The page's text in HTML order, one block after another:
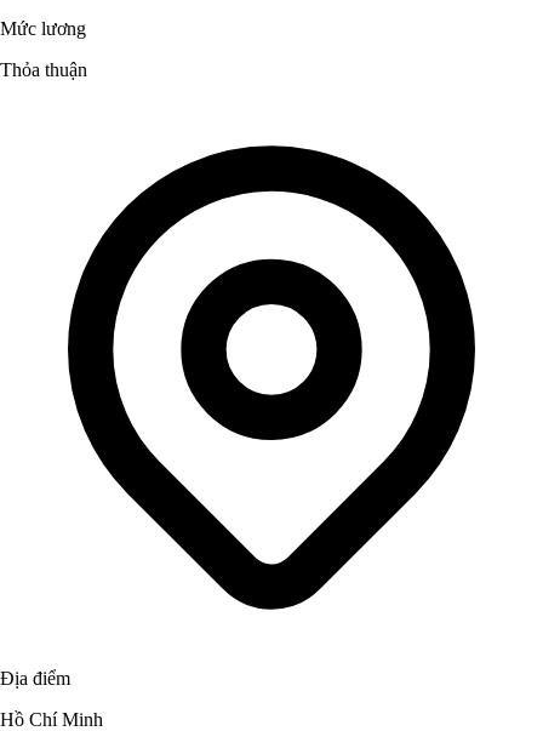
Mức lương
Thỏa thuận
Địa điểm
Hồ Chí Minh